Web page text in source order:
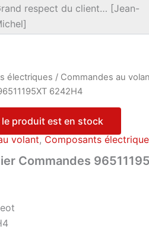
respect du client… [Jean-
électriques / Commandes au
6242H4
produit est en stock
volant, Composants
Commandes